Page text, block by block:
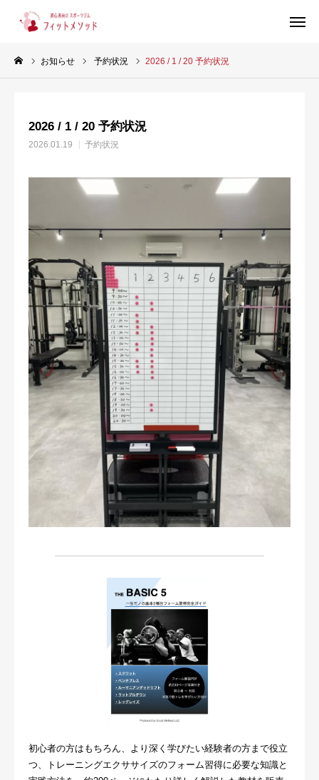
お知らせ 予約状況 2026 / 1 / 20 予約状況
2026 / 1 / 20 予約状況
2026.01.19 予約状況
初心者の方はもちろん、より深く学びたい経験者の方まで役立
つ、トレーニングエクササイズのフォーム習得に必要な知識と
当ジムについて
お客様の声
ブログ
店舗情報
お問い合わせ・ご予約
会則等
お知らせ